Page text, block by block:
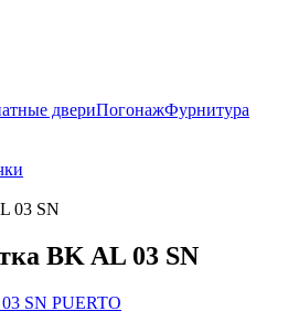
двериПогонажФурнитура
03 SN
BK AL 03 SN